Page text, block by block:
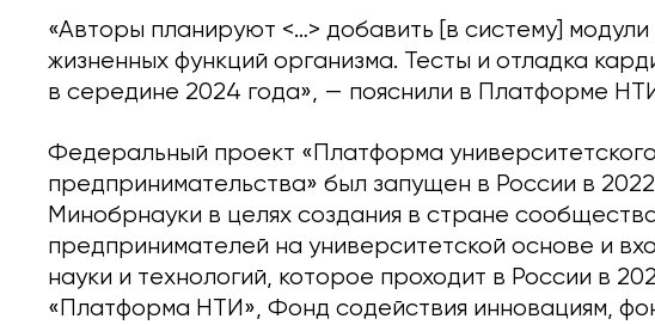
«Авторы планируют <…> добавить [в систему]
жизненных функций организма. Тесты и отладка
в середине 2024 года», — пояснили в Платформе
Федеральный проект «Платформа университетского
предпринимательства» был запущен в России в
Минобрнауки в целях создания в стране
предпринимателей на университетской основе и
науки и технологий, которое проходит в России в
«Платформа НТИ», Фонд содействия инновациям,